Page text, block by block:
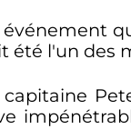
été l'un des